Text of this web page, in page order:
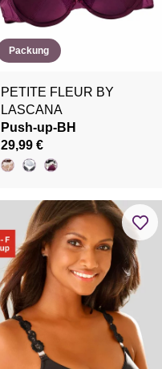
Packung
PETITE FLEUR BY
LASCANA
Push-up-BH
29,99 €